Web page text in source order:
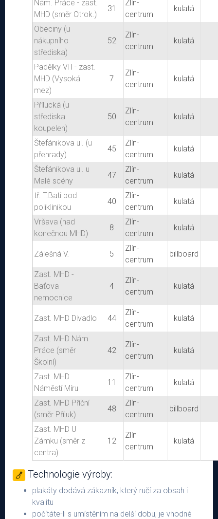
Nám. Práce - zast.
MHD (směr Otrok.)
31
Zlín-
centrum
kulatá
Obeciny (u
nákupního
střediska)
52
Zlín-
centrum
kulatá
Padělky VII - zast.
MHD (Vysoká
mez)
7
Zlín-
centrum
kulatá
Přílucká (u
střediska
koupelen)
50
Zlín-
centrum
kulatá
Štefánikova ul. (u
přehrady)
45
Zlín-
centrum
kulatá
Štefánikova ul. u
Malé scény
47
Zlín-
centrum
kulatá
tř. T.Bati pod
poliklinikou
40
Zlín-
centrum
kulatá
Vršava (nad
konečnou MHD)
8
Zlín-
centrum
kulatá
Zálešná V. 5
Zlín-
centrum
billboard
Zast. MHD -
Baťova
nemocnice
4
Zlín-
centrum
kulatá
Zast. MHD Divadlo 44
Zlín-
centrum
kulatá
Zast. MHD Nám.
Práce (směr
Školní)
42
Zlín-
centrum
kulatá
Zast. MHD
Náměstí Míru
11
Zlín-
centrum
kulatá
Zast. MHD Příční
(směr Příluk)
48
Zlín-
centrum
billboard
Zast. MHD U
Zámku (směr z
centra)
12
Zlín-
centrum
kulatá
Technologie výroby:
plakáty dodává zákazník, který ručí za obsah i
kvalitu
počítáte-li s umístěním na delší dobu, je vhodné